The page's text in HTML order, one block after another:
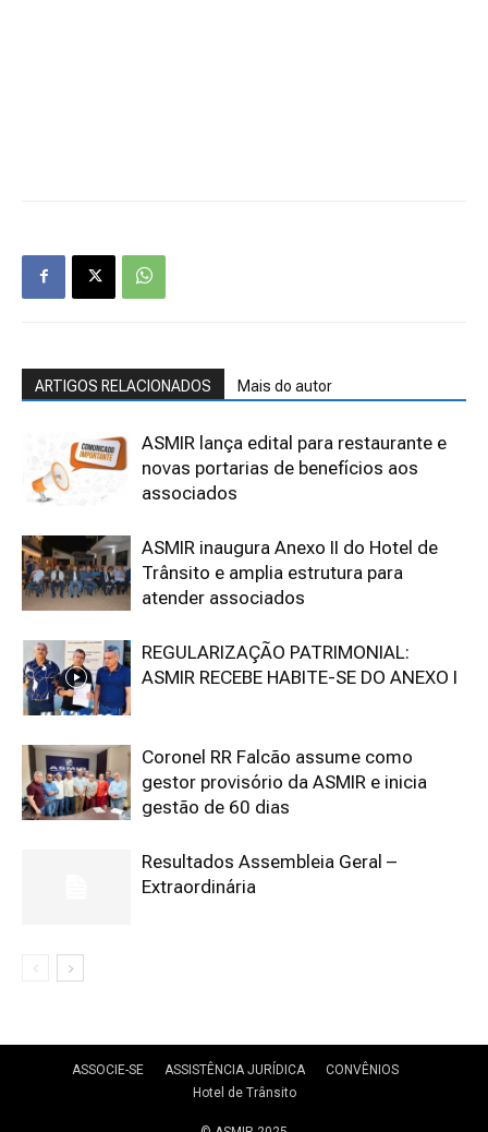
ARTIGOS RELACIONADOS Mais do autor
ASMIR lança edital para restaurante e
novas portarias de benefícios aos
associados
ASMIR inaugura Anexo II do Hotel de
Trânsito e amplia estrutura para
atender associados
REGULARIZAÇÃO PATRIMONIAL:
ASMIR RECEBE HABITE-SE DO ANEXO I
Coronel RR Falcão assume como
gestor provisório da ASMIR e inicia
gestão de 60 dias
Resultados Assembleia Geral –
Extraordinária
ASSOCIE-SE ASSISTÊNCIA JURÍDICA
CONVÊNIOS
Hotel de Trânsito